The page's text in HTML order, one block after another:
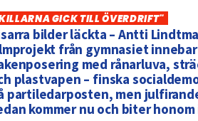
GICK TILL ÖVERDRIFT"
bilder läckta – Antti
från gymnasiet innebar
med rånarluva,
plastvapen – finska
partiledarposten, men
kommer nu och biter honom